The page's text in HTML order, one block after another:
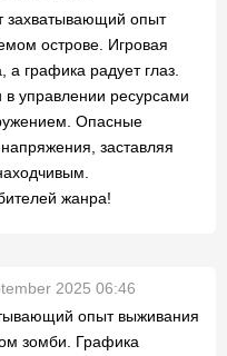
захватывающий опыт
острове. Игровая
а графика радует глаз.
в управлении ресурсами
Опасные
заставляя
жанра!
2025 06:46
опыт выживания
зомби. Графика